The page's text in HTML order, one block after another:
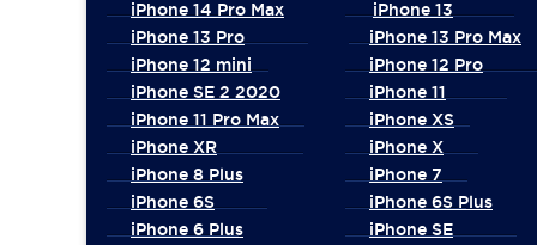
iPhone 14 Pro Max
iPhone 13
iPhone 13 Pro
iPhone 13 Pro Max
iPhone 12 mini
iPhone 12 Pro
iPhone SE 2 2020
iPhone 11
iPhone 11 Pro Max
iPhone XS
iPhone XR
iPhone X
iPhone 8 Plus
iPhone 7
iPhone 6S
iPhone 6S Plus
iPhone 6 Plus
iPhone SE